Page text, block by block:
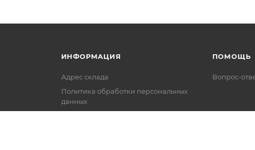
ИНФОРМАЦИЯ
Адрес склада
Политика обработки персональных
данных
ПОМОЩЬ
Вопрос-